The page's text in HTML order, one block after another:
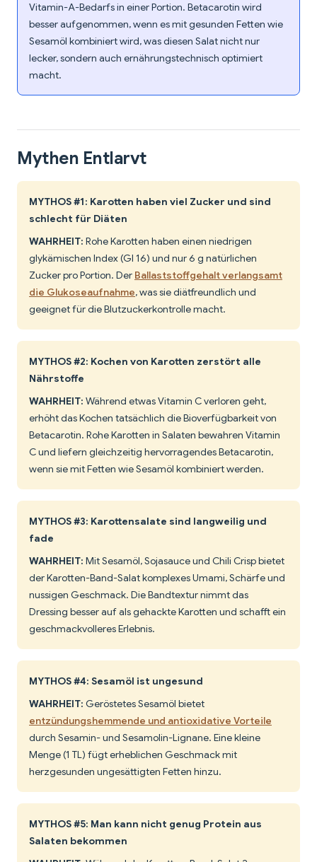
Vitamin-A-Bedarfs in einer Portion. Betacarotin wird
besser aufgenommen, wenn es mit gesunden Fetten wie
Sesamöl kombiniert wird, was diesen Salat nicht nur
lecker, sondern auch ernährungstechnisch optimiert
macht.
Mythen Entlarvt
MYTHOS #1: Karotten haben viel Zucker und sind
schlecht für Diäten
WAHRHEIT: Rohe Karotten haben einen niedrigen
glykämischen Index (GI 16) und nur 6 g natürlichen
Zucker pro Portion. Der Ballaststoffgehalt verlangsamt
die Glukoseaufnahme, was sie diätfreundlich und
geeignet für die Blutzuckerkontrolle macht.
MYTHOS #2: Kochen von Karotten zerstört alle
Nährstoffe
WAHRHEIT: Während etwas Vitamin C verloren geht,
erhöht das Kochen tatsächlich die Bioverfügbarkeit von
Betacarotin. Rohe Karotten in Salaten bewahren Vitamin
C und liefern gleichzeitig hervorragendes Betacarotin,
wenn sie mit Fetten wie Sesamöl kombiniert werden.
MYTHOS #3: Karottensalate sind langweilig und
fade
WAHRHEIT: Mit Sesamöl, Sojasauce und Chili Crisp bietet
der Karotten-Band-Salat komplexes Umami, Schärfe und
nussigen Geschmack. Die Bandtextur nimmt das
Dressing besser auf als gehackte Karotten und schafft ein
geschmackvolleres Erlebnis.
MYTHOS #4: Sesamöl ist ungesund
WAHRHEIT: Geröstetes Sesamöl bietet
entzündungshemmende und antioxidative Vorteile
durch Sesamin- und Sesamolin-Lignane. Eine kleine
Menge (1 TL) fügt erheblichen Geschmack mit
herzgesunden ungesättigten Fetten hinzu.
MYTHOS #5: Man kann nicht genug Protein aus
Salaten bekommen